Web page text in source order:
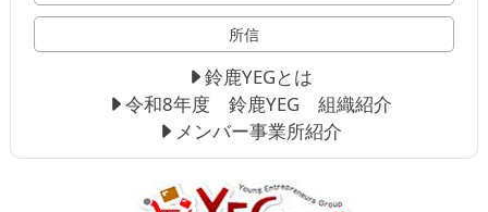
所信
鈴鹿YEGとは
令和8年度 鈴鹿YEG 組織紹介
メンバー事業所紹介